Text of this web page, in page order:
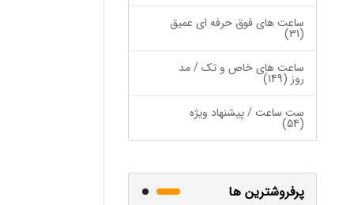
ساعت های فوق حرفه ای عمیق
(31)
ساعت های خاص و تک / مد
روز (149)
ست ساعت / پیشنهاد ویژه
(54)
پرفروشترین ها